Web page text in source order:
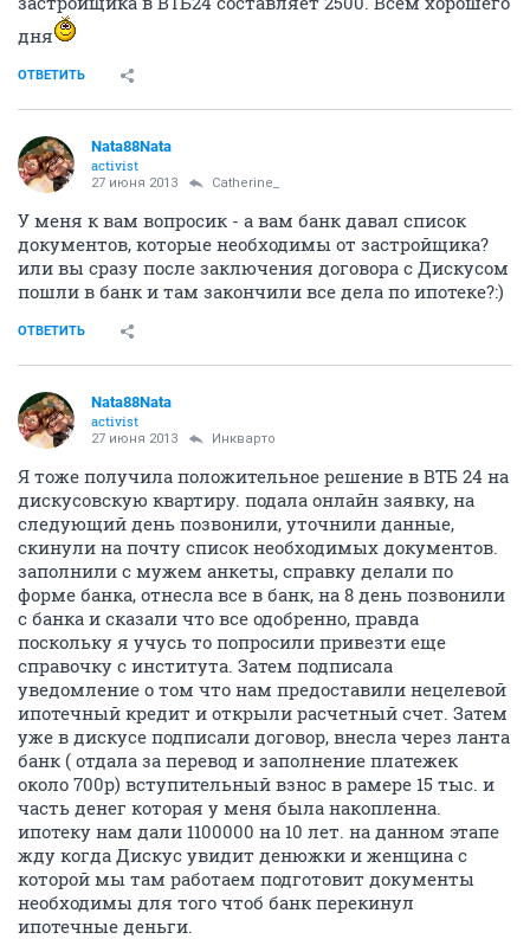
дня
ОТВЕТИТЬ
Nata88Nata
activist
27 июня 2013 Catherine_
У меня к вам вопросик - а вам банк давал список
документов, которые необходимы от застройщика?
или вы сразу после заключения договора с Дискусом
пошли в банк и там закончили все дела по ипотеке?:)
ОТВЕТИТЬ
Nata88Nata
activist
27 июня 2013 Инкварто
Я тоже получила положительное решение в ВТБ 24 на
дискусовскую квартиру. подала онлайн заявку, на
следующий день позвонили, уточнили данные,
скинули на почту список необходимых документов.
заполнили с мужем анкеты, справку делали по
форме банка, отнесла все в банк, на 8 день позвонили
с банка и сказали что все одобренно, правда
поскольку я учусь то попросили привезти еще
справочку с института. Затем подписала
уведомление о том что нам предоставили нецелевой
ипотечный кредит и открыли расчетный счет. Затем
уже в дискусе подписали договор, внесла через ланта
банк ( отдала за перевод и заполнение платежек
около 700р) вступительный взнос в рамере 15 тыс. и
часть денег которая у меня была накопленна.
ипотеку нам дали 1100000 на 10 лет. на данном этапе
жду когда Дискус увидит денюжки и женщина с
которой мы там работаем подготовит документы
необходимы для того чтоб банк перекинул
ипотечные деньги.